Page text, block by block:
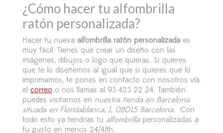
¿Cómo hacer tu alfombrilla
ratón personalizada?
Hacer tu nueva alfombrilla ratón personalizadaes
muy fácil. Tienes que crear un diseño con las
imágenes, dibujos o logo que quieras. Si quieres
que te lo diseñemos al igual que si quieres que lo
imprimamos, te pones en contacto con nosotros vía
el correo o nos llamas al 93 423 22 24. También
puedes visitarnos en nuestra tienda en Barcelona
situada en Floridablanca, 1, 08015 Barcelona. Con
todo esto ya tendrías tu alfombrilla personalizadas a
tu gusto en menos 24/48h.